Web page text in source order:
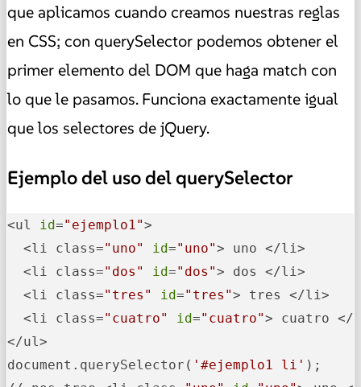
que aplicamos cuando creamos nuestras reglas
en CSS; con querySelector podemos obtener el
primer elemento del DOM que haga match con
lo que le pasamos. Funciona exactamente igual
que los selectores de jQuery.
Ejemplo del uso del querySelector
<ul id="ejemplo1">
  <li class=
"uno" id="uno"> uno </li>
  <li class=
"dos" id="dos"> dos </li>
  <li class=
"tres" id="tres"> tres </li>
  <li class=
"cuatro" id="cuatro"> cuatro
</ul>
document.querySelector( '#ejemplo1 li' );